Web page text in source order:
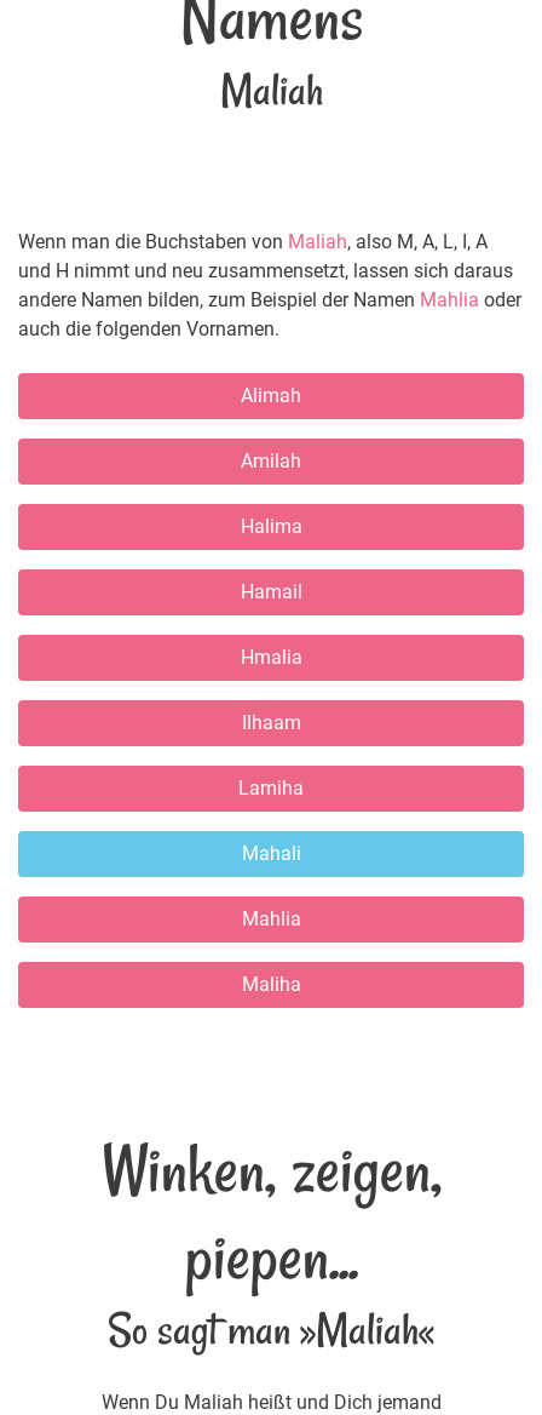
Maliah
Wenn man die Buchstaben von Maliah, also M, A, L, I, A
und H nimmt und neu zusammensetzt, lassen sich daraus
andere Namen bilden, zum Beispiel der Namen Mahlia oder
auch die folgenden Vornamen.
Alimah
Amilah
Halima
Hamail
Hmalia
Ilhaam
Lamiha
Mahali
Mahlia
Maliha
Winken, zeigen,
piepen...
So sagt man »Maliah«
Wenn Du Maliah heißt und Dich jemand